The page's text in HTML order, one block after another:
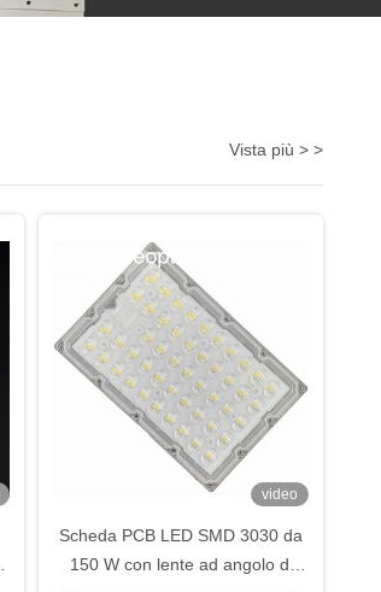
Vista più > >
video
Scheda PCB LED SMD 3030 da
150 W con lente ad angolo di